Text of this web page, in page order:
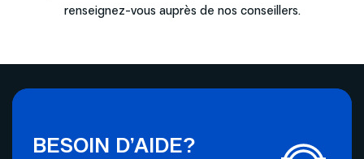
renseignez-vous auprès de nos conseillers.
BESOIN D’AIDE?